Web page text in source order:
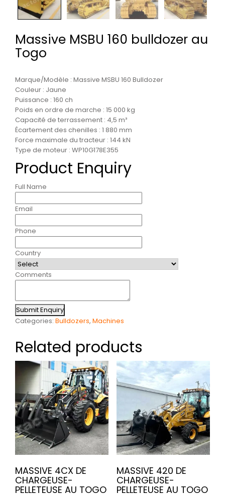
Massive MSBU 160 bulldozer au
Togo
Marque/Modèle : Massive MSBU 160 Bulldozer
Couleur : Jaune
Puissance : 160 ch
Poids en ordre de marche : 15 000 kg
Capacité de terrassement : 4,5 m³
Écartement des chenilles : 1 880 mm
Force maximale du tracteur : 144 kN
Type de moteur : WP10G178E355
Product Enquiry
Full Name
Email
Phone
Country
Comments
Submit Enquiry
Categories: Bulldozers, Machines
Related products
MASSIVE 4CX DE
CHARGEUSE-
PELLETEUSE AU TOGO
MASSIVE 420 DE
CHARGEUSE-
PELLETEUSE AU TOGO